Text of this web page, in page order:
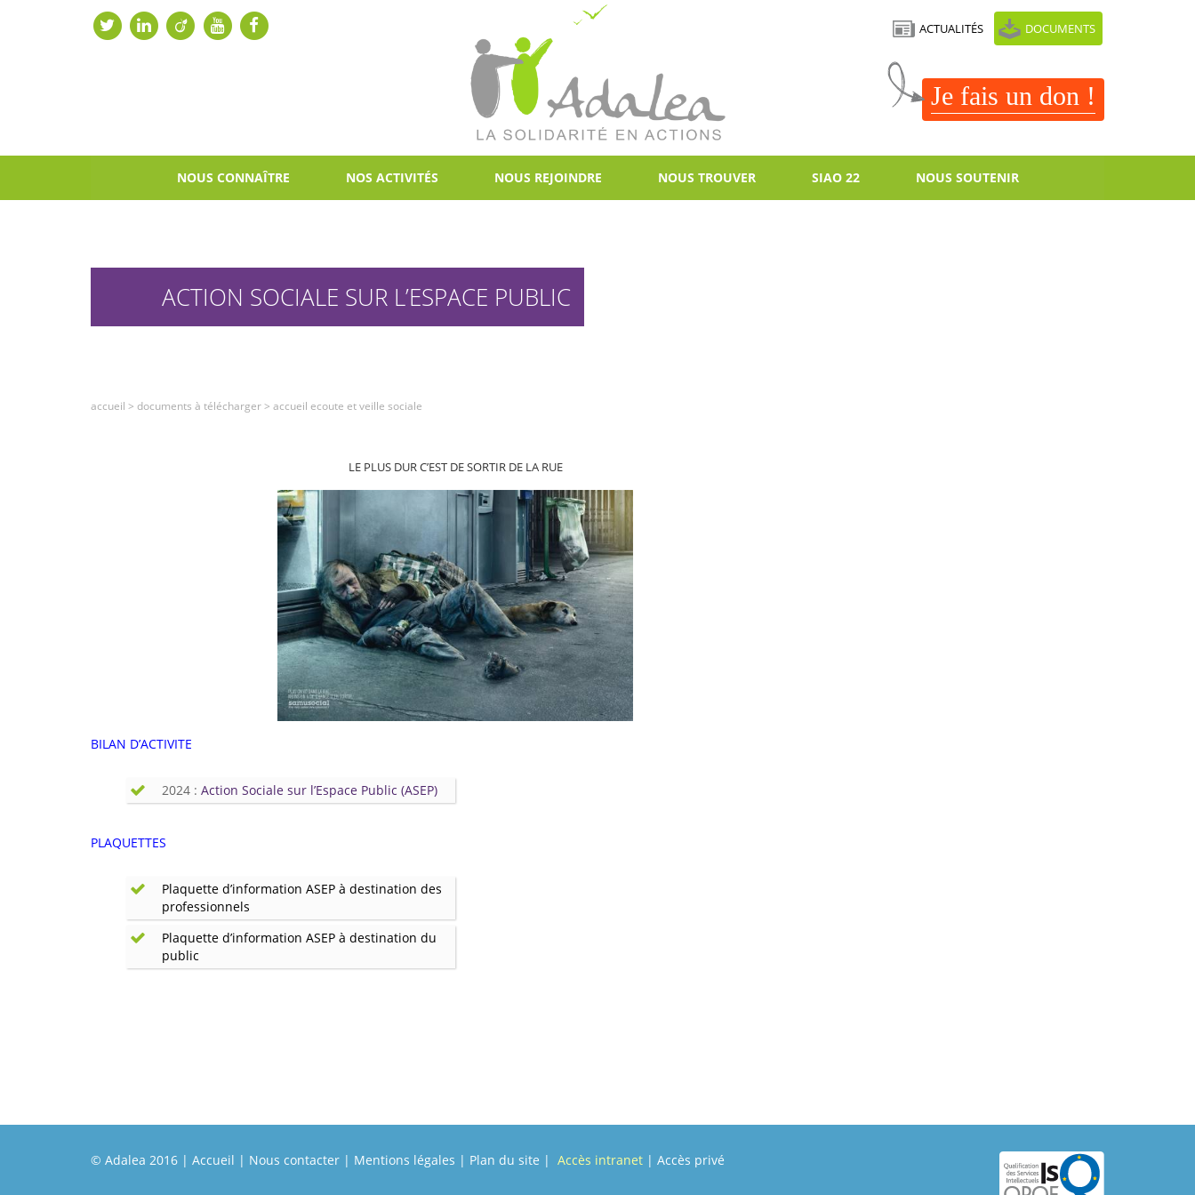
ACTUALITÉS DOCUMENTS
Je fais un don !
NOUS CONNAÎTRE NOS ACTIVITÉS NOUS REJOINDRE NOUS TROUVER SIAO 22 NOUS SOUTENIR
ACTION SOCIALE SUR L’ESPACE PUBLIC
accueil > documents à télécharger> accueil ecoute et veille sociale
LE PLUS DUR C’EST DE SORTIR DE LA RUE
BILAN D’ACTIVITE
2024 : Action Sociale sur l’Espace Public (ASEP)
PLAQUETTES
Plaquette d’information ASEP à destination des
professionnels
Plaquette d’information ASEP à destination du
public
© Adalea 2016 | Accueil | Nous contacter | Mentions légales | Plan du site | Accès intranet | Accès privé